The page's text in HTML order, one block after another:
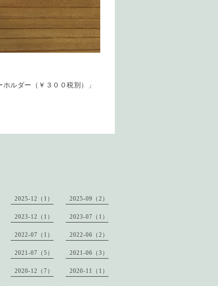
ルダー（￥３００税別）」
2025-12（1） 2025-09（2）
2023-12（1） 2023-07（1）
2022-07（1） 2022-06（2）
2021-07（5） 2021-06（3）
2020-12（7） 2020-11（1）